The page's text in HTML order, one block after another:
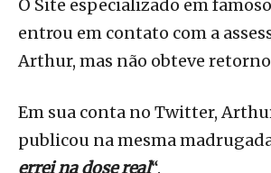
O Site especializado em
entrou em contato com a
Arthur, mas não obteve
Em sua conta no Twitter,
publicou na mesma
errei na dose real“.